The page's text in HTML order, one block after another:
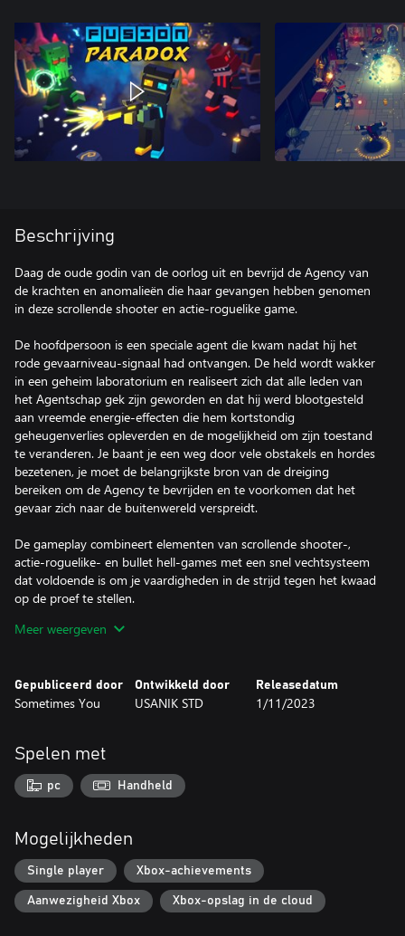
Beschrijving
Daag de oude godin van de oorlog uit en bevrijd de Agency van
de krachten en anomalieën die haar gevangen hebben genomen
in deze scrollende shooter en actie-roguelike game.
De hoofdpersoon is een speciale agent die kwam nadat hij het
rode gevaarniveau-signaal had ontvangen. De held wordt wakker
in een geheim laboratorium en realiseert zich dat alle leden van
het Agentschap gek zijn geworden en dat hij werd blootgesteld
aan vreemde energie-effecten die hem kortstondig
geheugenverlies opleverden en de mogelijkheid om zijn toestand
te veranderen. Je baant je een weg door vele obstakels en hordes
bezetenen, je moet de belangrijkste bron van de dreiging
bereiken om de Agency te bevrijden en te voorkomen dat het
gevaar zich naar de buitenwereld verspreidt.
De gameplay combineert elementen van scrollende shooter-,
actie-roguelike- en bullet hell-games met een snel vechtsysteem
dat voldoende is om je vaardigheden in de strijd tegen het kwaad
op de proef te stellen.
Functies:
- Zoek en gebruik tientallen soorten wapens, van
standaardpistolen tot ultrageheime moderne ontwerpen.
vaardigheden verbeteren en je nieuwe geven. Naarmate je verder
komt in het spel, vind je veel verdedigende en aanvallende
spreukcombinaties met verschillende soorten wapens.
Meer weergeven
Gepubliceerd door
Sometimes You
Ontwikkeld door
USANIK STD
Releasedatum
1/11/2023
Spelen met
pc Handheld
Mogelijkheden
Single player Xbox-achievements
Aanwezigheid Xbox Xbox-opslag in de cloud